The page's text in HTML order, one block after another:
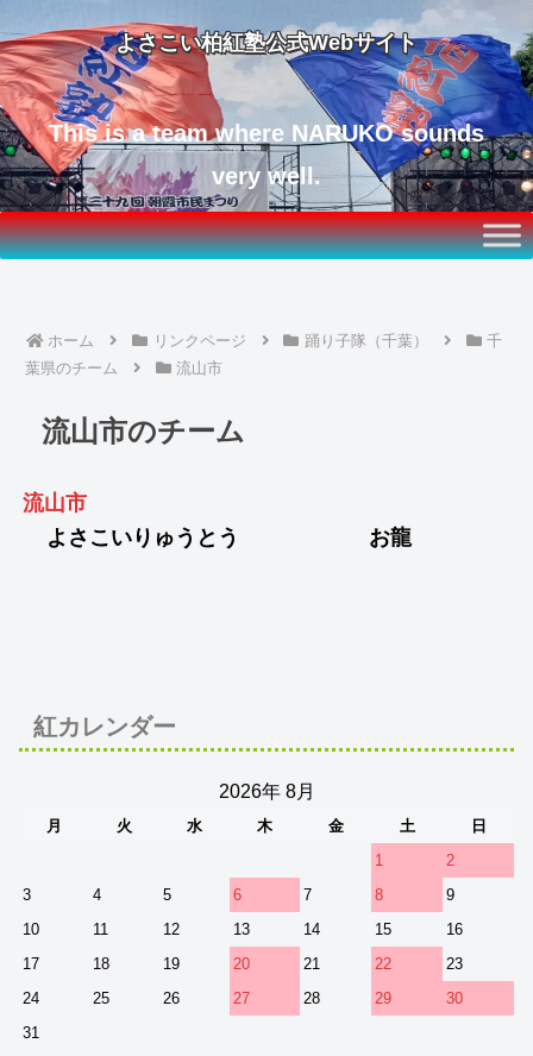
よさこい柏紅塾公式Webサイト
This is a team where NARUKO sounds
very well.
ホーム リンクページ 踊り子隊（千葉）
千
葉県のチーム
流山市
流山市のチーム
流山市
よさこいりゅうとう
お龍
紅カレンダー
2026年 8月
月 火 水 木 金 土
日
1
2
3
4 5 6 7 8
9
10
11 12 13 14 15
16
17
18 19 20 21 22
23
24
25 26 27 28 29
30
31